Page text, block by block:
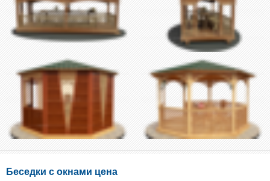
Беседки с окнами цена